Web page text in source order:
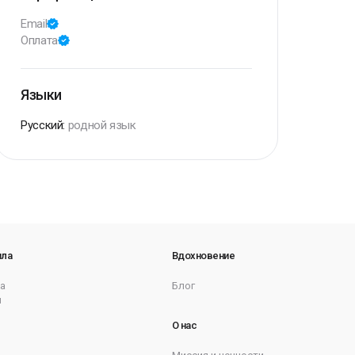
Email
Оплата
Языки
Русский: родной язык
Вдохновение
Блог
О нас